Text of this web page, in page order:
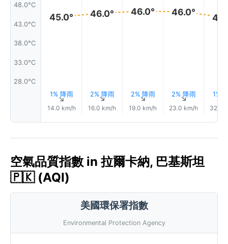
48.0°C
43.0°C
38.0°C
33.0°C
28.0°C
45.0°
1% 降雨
↑
14.0 km/h
46.0°
2% 降雨
↑
16.0 km/h
46.0°
2% 降雨
↑
19.0 km/h
46.0°
2% 降雨
↑
23.0 km/h
1%
32.0
空氣品質指數 in 拉爾卡納, 巴基斯坦
🇵🇰 (AQI)
美國環保署指數
Environmental Protection Agency